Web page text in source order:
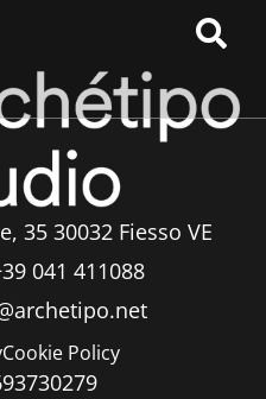
35 30032 Fiesso VE
041 411088
Cookie Policy